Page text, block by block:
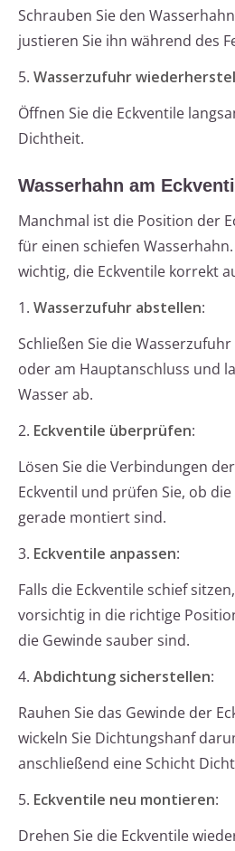
Schrauben Sie den
justieren Sie ihn während des
5. Wasserzufuhr
Öffnen Sie die Eckventile
Dichtheit.
Wasserhahn am
Manchmal ist die Position der
für einen schiefen
wichtig, die Eckventile korrekt
1. Wasserzufuhr abstellen:
Schließen Sie die
oder am Hauptanschluss und
Wasser ab.
2. Eckventile überprüfen:
Lösen Sie die Verbindungen
Eckventil und prüfen Sie, ob
gerade montiert sind.
3. Eckventile anpassen:
Falls die Eckventile schief
vorsichtig in die richtige
die Gewinde sauber sind.
4. Abdichtung sicherstellen:
Rauhen Sie das Gewinde der
wickeln Sie Dichtungshanf
anschließend eine Schicht
5. Eckventile neu montieren:
Drehen Sie die Eckventile